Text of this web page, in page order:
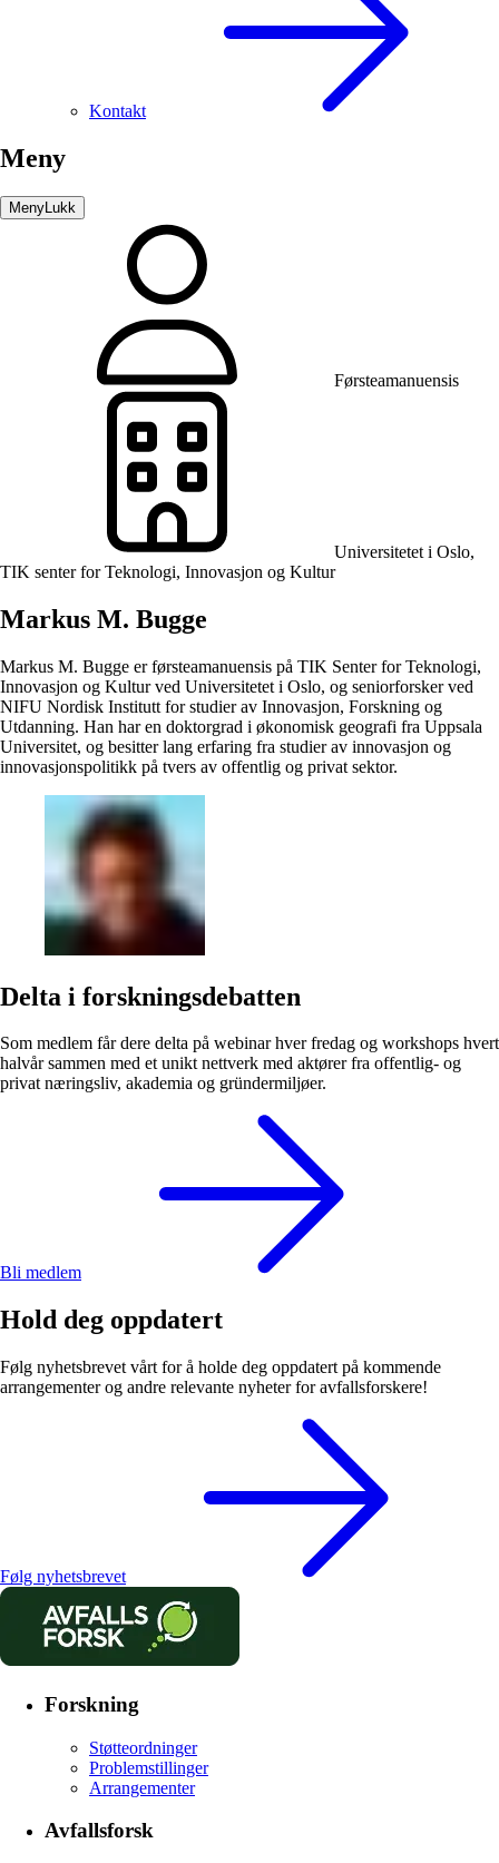
Kontakt
Meny
Meny Lukk
Førsteamanuensis
Universitetet i Oslo,
TIK senter for Teknologi, Innovasjon og Kultur
Markus M. Bugge
Markus M. Bugge er førsteamanuensis på TIK Senter for Teknologi,
Innovasjon og Kultur ved Universitetet i Oslo, og seniorforsker ved
NIFU Nordisk Institutt for studier av Innovasjon, Forskning og
Utdanning. Han har en doktorgrad i økonomisk geografi fra Uppsala
Universitet, og besitter lang erfaring fra studier av innovasjon og
innovasjonspolitikk på tvers av offentlig og privat sektor.
Delta i forskningsdebatten
Som medlem får dere delta på webinar hver fredag og workshops hvert
halvår sammen med et unikt nettverk med aktører fra offentlig- og
privat næringsliv, akademia og gründermiljøer.
Bli medlem
Hold deg oppdatert
Følg nyhetsbrevet vårt for å holde deg oppdatert på kommende
arrangementer og andre relevante nyheter for avfallsforskere!
Følg nyhetsbrevet
Forskning
Støtteordninger
Problemstillinger
Arrangementer
Avfallsforsk